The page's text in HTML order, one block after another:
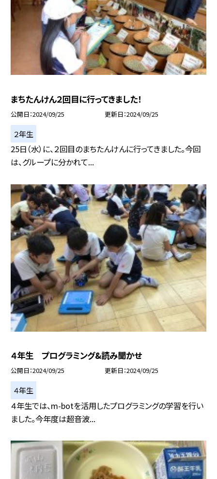
まちたんけん２回目に行ってきました！
公開日 2024/09/25 更新日 2024/09/25
２年生
25日（水）に、２回目のまちたんけんに行ってきました。今回
は、グループに分かれて...
４年生 プログラミング&読み聞かせ
公開日 2024/09/25 更新日 2024/09/25
４年生
４年生では、m-botを活用したプログラミングの学習を行い
ました。今年度は超音波...